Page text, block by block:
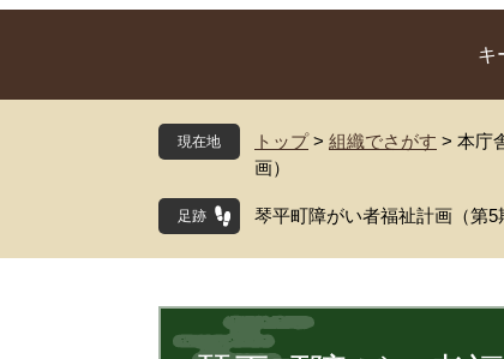
キ
現在地 トップ > 組織でさがす > 本庁
画）
琴平町障がい者福祉計画（第5
文